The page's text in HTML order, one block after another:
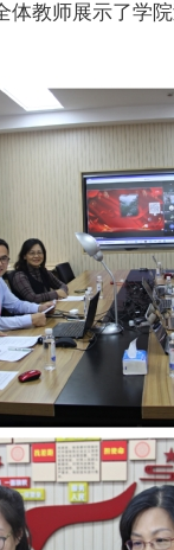
教师展示了学